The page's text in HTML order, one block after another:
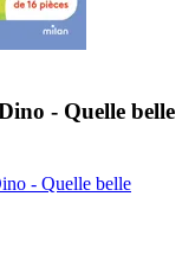
- Quelle belle
- Quelle belle